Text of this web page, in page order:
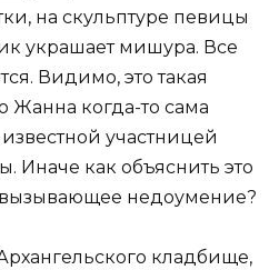
на скульптуре певицы
украшает мишура. Все
Видимо, это такая
Жанна когда-то сама
участницей
Иначе как объяснить это
вызывающее недоумение?
кладбище,